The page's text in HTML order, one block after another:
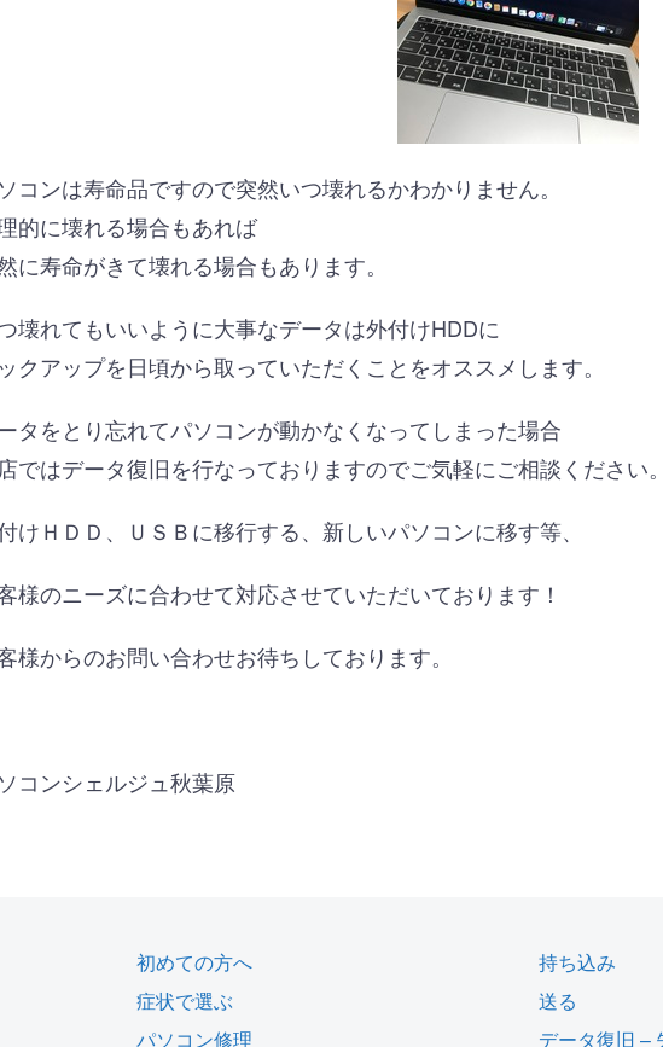
コンは寿命品ですので突然いつ壊れるかわかりません。
的に壊れる場合もあれば
に寿命がきて壊れる場合もあります。
壊れてもいいように大事なデータは外付けHDDに
クアップを日頃から取っていただくことをオススメします。
タをとり忘れてパソコンが動かなくなってしまった場合
ではデータ復旧を行なっておりますのでご気軽にご相談ください。
けＨＤＤ、ＵＳＢに移行する、新しいパソコンに移す等、
様のニーズに合わせて対応させていただいております！
様からのお問い合わせお待ちしております。
コンシェルジュ秋葉原
初めての方へ
症状で選ぶ
パソコン修理
持ち込み
送る
データ復旧 –